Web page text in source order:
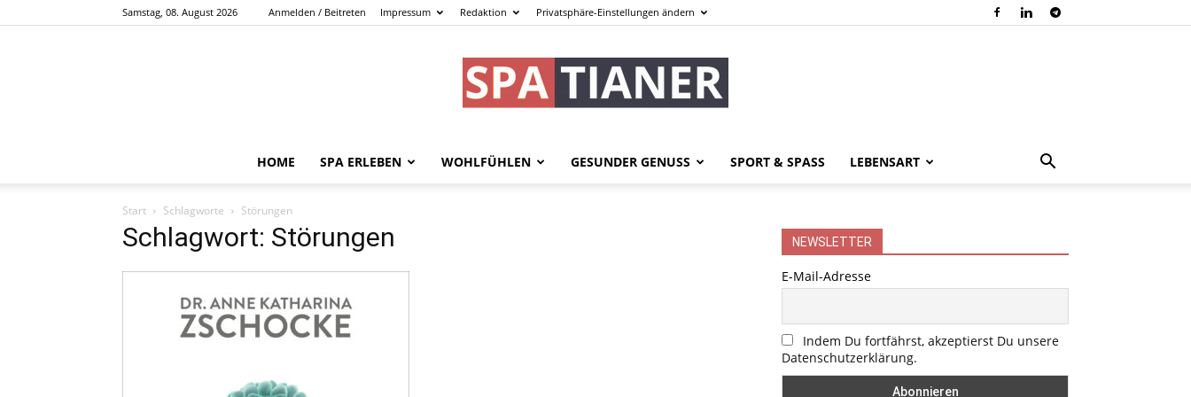
Samstag, 08. August 2026 Anmelden / Beitreten Impressum Redaktion Privatsphäre-Einstellungen ändern
spatianer.de
HOME SPA ERLEBEN WOHLFÜHLEN GESUNDER GENUSS SPORT & SPASS LEBENSART
Start Schlagworte Störungen
Schlagwort: Störungen NEWSLETTER
E-Mail-Adresse
Indem Du fortfährst, akzeptierst Du unsere
Datenschutzerklärung.